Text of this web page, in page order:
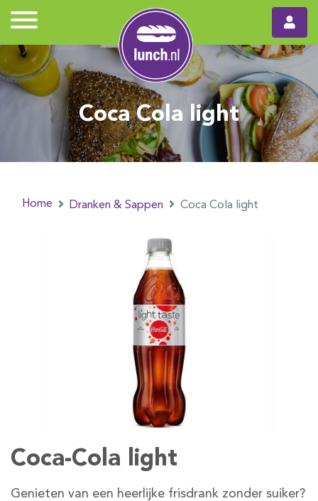
Coca Cola light
Home Dranken & Sappen Coca Cola light
Coca-Cola light
Genieten van een heerlijke frisdrank zonder suiker?